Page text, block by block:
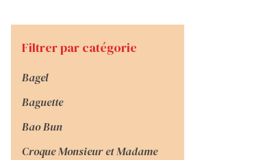
Filtrer par catégorie
Bagel
Baguette
Bao Bun
Croque Monsieur et Madame